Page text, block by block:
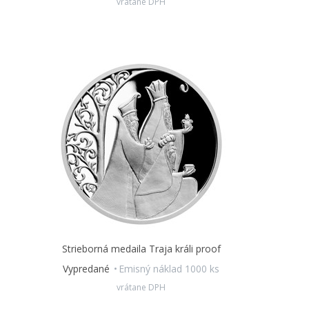
Strieborná medaila Traja králi proof
Vypredané
Emisný náklad 1000 ks
vrátane DPH